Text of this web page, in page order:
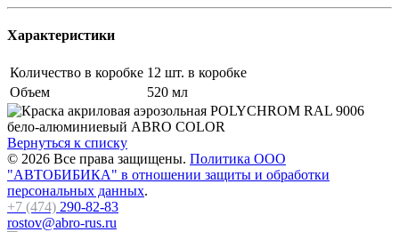
Характеристики
Количество в коробке 12 шт. в коробке
Объем
520 мл
Вернуться к списку
© 2026 Все права защищены. Политика ООО
"АВТОБИБИКА" в отношении защиты и обработки
персональных данных.
+7 (474) 290-82-83
rostov@abro-rus.ru